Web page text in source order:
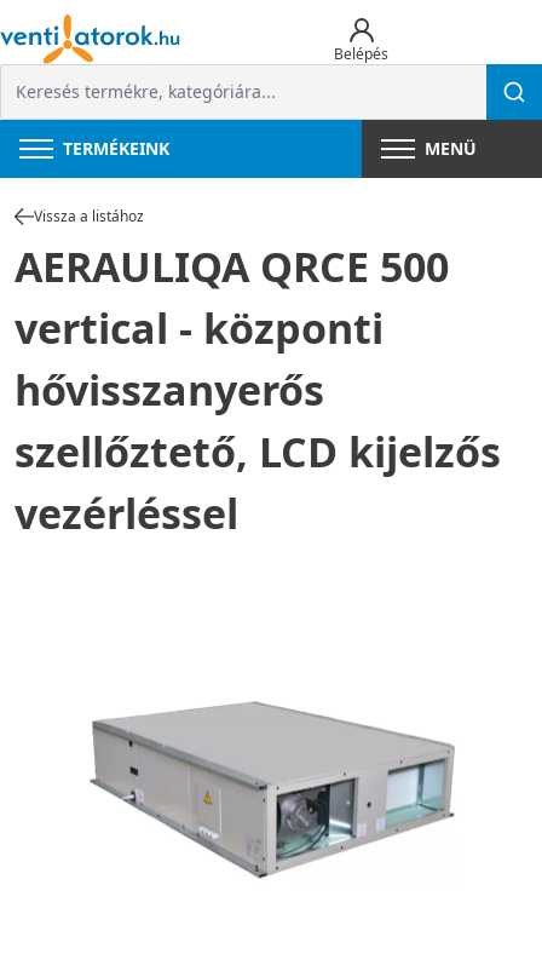
Belépés
TERMÉKEINK MENÜ
Vissza a listához
AERAULIQA QRCE 500
vertical - központi
hővisszanyerős
szellőztető, LCD kijelzős
vezérléssel